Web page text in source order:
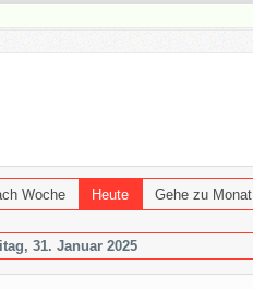
Woche Heute Gehe zu Monat
31. Januar 2025